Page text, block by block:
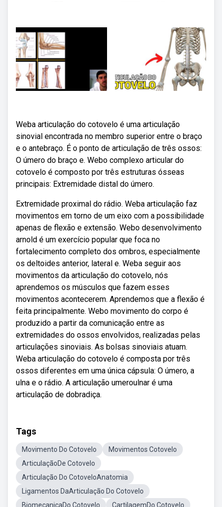
Weba articulação do cotovelo é uma articulação
sinovial encontrada no membro superior entre o braço
e o antebraço. É o ponto de articulação de três ossos:
O úmero do braço e. Webo complexo articular do
cotovelo é composto por três estruturas ósseas
principais: Extremidade distal do úmero.
Extremidade proximal do rádio. Weba articulação faz
movimentos em torno de um eixo com a possibilidade
apenas de flexão e extensão. Webo desenvolvimento
arnold é um exercício popular que foca no
fortalecimento completo dos ombros, especialmente
os deltoides anterior, lateral e. Weba seguir aos
movimentos da articulação do cotovelo, nós
aprendemos os músculos que fazem esses
movimentos acontecerem. Aprendemos que a flexão é
feita principalmente. Webo movimento do corpo é
produzido a partir da comunicação entre as
extremidades do ossos envolvidos, realizadas pelas
articulações sinoviais. As bolsas sinoviais atuam.
Weba articulação do cotovelo é composta por três
ossos diferentes em uma única cápsula: O úmero, a
ulna e o rádio. A articulação umeroulnar é uma
articulação de dobradiça.
Tags
Movimento Do Cotovelo
Movimentos Cotovelo
ArticulaçãoDe Cotovelo
Articulação Do CotoveloAnatomia
Ligamentos DaArticulação Do Cotovelo
BiomecanicaDo Cotovelo
CartilagemDo Cotovelo